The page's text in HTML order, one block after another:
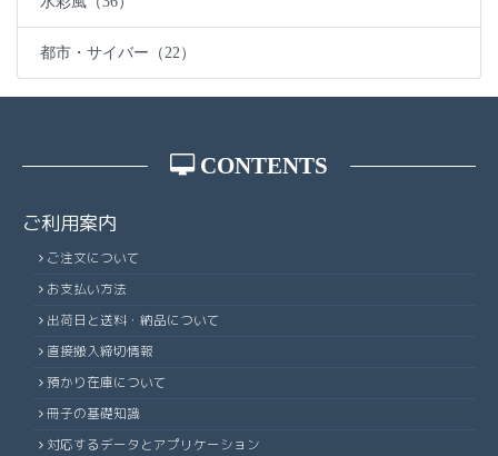
都市・サイバー（22）
CONTENTS
ご利用案内
ご注文について
お支払い方法
出荷日と送料・納品について
直接搬入締切情報
預かり在庫について
冊子の基礎知識
対応するデータとアプリケーション